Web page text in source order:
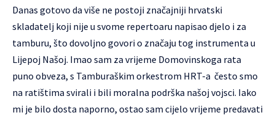
Danas gotovo da više ne postoji značajniji hrvatski
skladatelj koji nije u svome repertoaru napisao djelo i za
tamburu, što dovoljno govori o značaju tog instrumenta u
Lijepoj Našoj. Imao sam za vrijeme Domovinskoga rata
puno obveza, s Tamburaškim orkestrom HRT-a često smo
na ratištima svirali i bili moralna podrška našoj vojsci. Iako
mi je bilo dosta naporno, ostao sam cijelo vrijeme predavati